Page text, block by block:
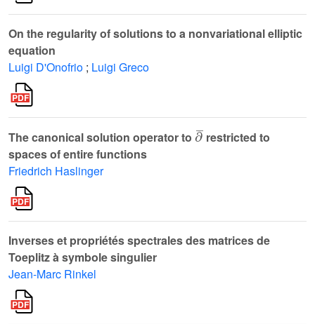
On the regularity of solutions to a nonvariational elliptic
equation
Luigi D'Onofrio ; Luigi Greco
The canonical solution operator to
∂¯
restricted to
spaces of entire functions
Friedrich Haslinger
Inverses et propriétés spectrales des matrices de
Toeplitz à symbole singulier
Jean-Marc Rinkel